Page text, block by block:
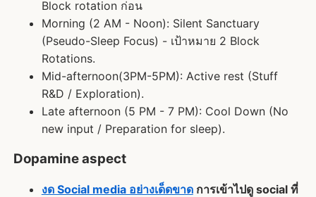
Block rotation ก่อน
Morning (2 AM - Noon): Silent Sanctuary
(Pseudo-Sleep Focus) - เป้าหมาย 2 Block
Rotations.
Mid-afternoon(3PM-5PM): Active rest (Stuff
R&D / Exploration).
Late afternoon (5 PM - 7 PM): Cool Down (No
new input / Preparation for sleep).
Dopamine aspect
งด Social media อย่างเด็ดขาดการเข้าไปดู social ที่